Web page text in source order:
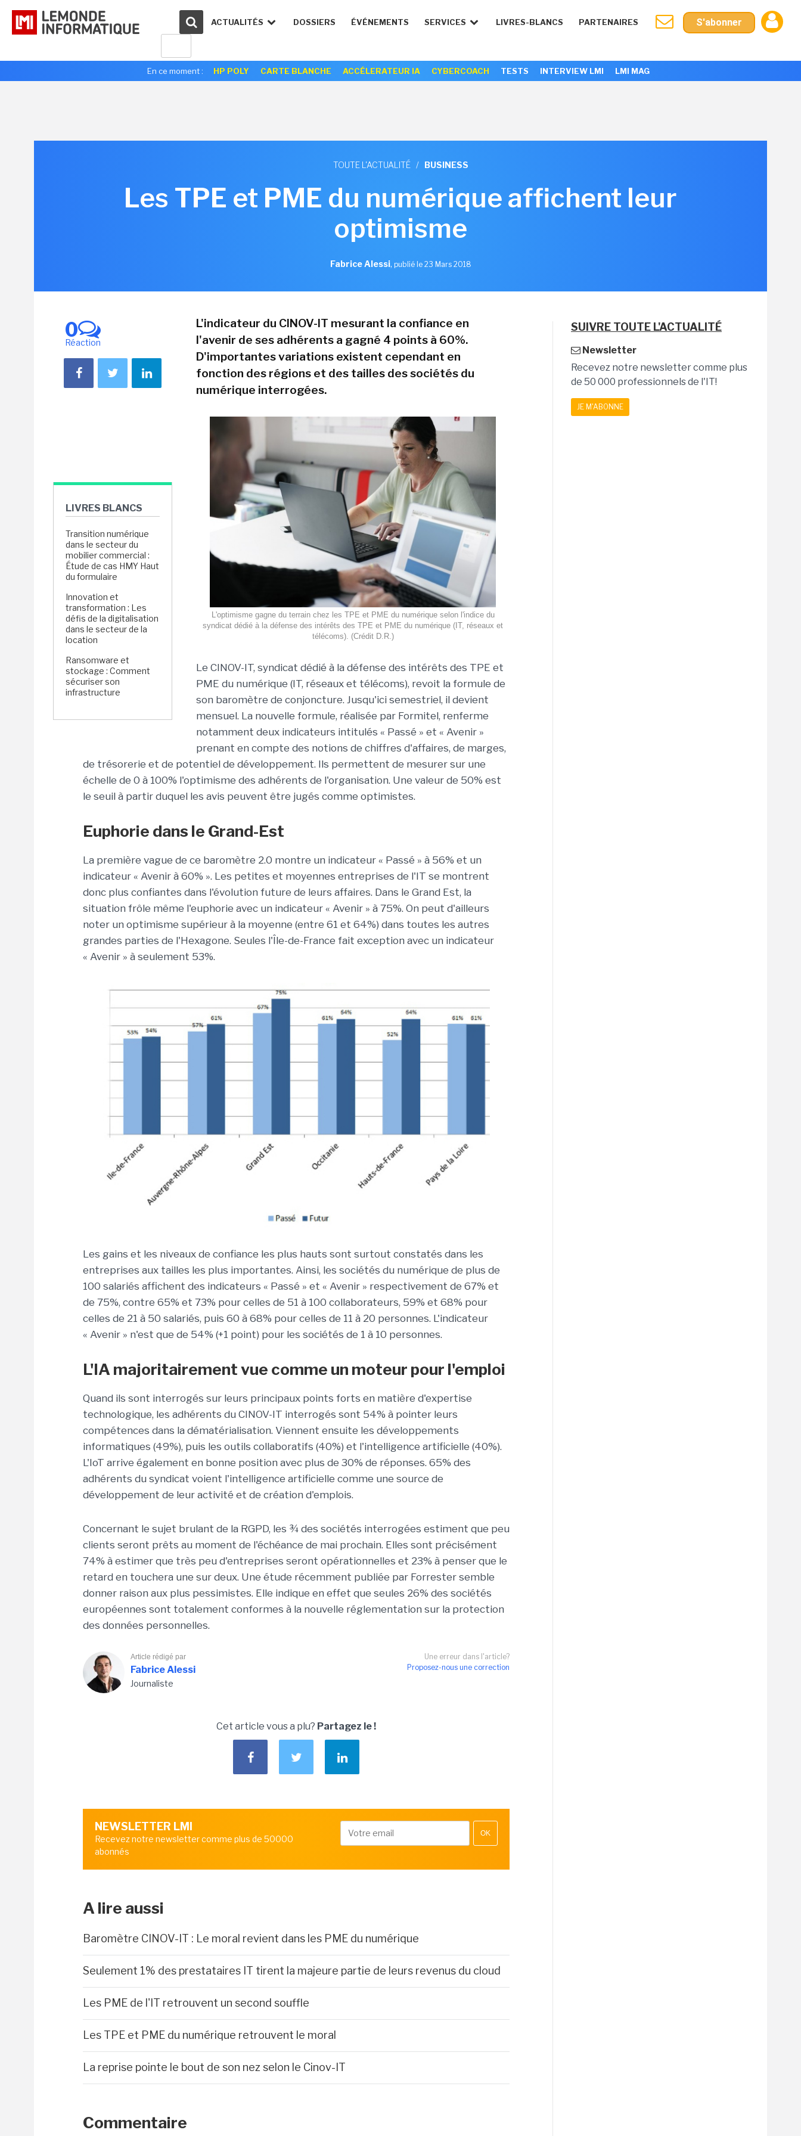
ACTUALITÉS DOSSIERS ÉVÉNEMENTS SERVICES LIVRES-BLANCS PARTENAIRES S'abonner
En ce moment : HP POLY CARTE BLANCHE ACCÉLERATEUR IA CYBERCOACH TESTS INTERVIEW LMI LMI MAG
TOUTE L'ACTUALITÉ / BUSINESS
Les TPE et PME du numérique affichent leur
optimisme
Fabrice Alessi, publié le 23 Mars 2018
0
Réaction
LIVRES BLANCS
Transition numérique
dans le secteur du
mobilier commercial :
Étude de cas HMY Haut
du formulaire
Innovation et
transformation : Les
défis de la digitalisation
dans le secteur de la
location
Ransomware et
stockage : Comment
sécuriser son
infrastructure
L'indicateur du CINOV-IT mesurant la confiance en
l'avenir de ses adhérents a gagné 4 points à 60%.
D'importantes variations existent cependant en
fonction des régions et des tailles des sociétés du
numérique interrogées.
L'optimisme gagne du terrain chez les TPE et PME du numérique selon l'indice du
syndicat dédié à la défense des intérêts des TPE et PME du numérique (IT, réseaux et
télécoms). (Crédit D.R.)
Le CINOV-IT, syndicat dédié à la défense des intérêts des TPE et
PME du numérique (IT, réseaux et télécoms), revoit la formule de
son baromètre de conjoncture. Jusqu'ici semestriel, il devient
mensuel. La nouvelle formule, réalisée par Formitel, renferme
notamment deux indicateurs intitulés « Passé » et « Avenir »
prenant en compte des notions de chiffres d'affaires, de marges,
de trésorerie et de potentiel de développement. Ils permettent de mesurer sur une
échelle de 0 à 100% l'optimisme des adhérents de l'organisation. Une valeur de 50% est
le seuil à partir duquel les avis peuvent être jugés comme optimistes.
Euphorie dans le Grand-Est
La première vague de ce baromètre 2.0 montre un indicateur « Passé » à 56% et un
indicateur « Avenir à 60% ». Les petites et moyennes entreprises de l'IT se montrent
donc plus confiantes dans l'évolution future de leurs affaires. Dans le Grand Est, la
situation frôle même l'euphorie avec un indicateur « Avenir » à 75%. On peut d'ailleurs
noter un optimisme supérieur à la moyenne (entre 61 et 64%) dans toutes les autres
grandes parties de l'Hexagone. Seules l'Île-de-France fait exception avec un indicateur
« Avenir » à seulement 53%.
Les gains et les niveaux de confiance les plus hauts sont surtout constatés dans les
entreprises aux tailles les plus importantes. Ainsi, les sociétés du numérique de plus de
100 salariés affichent des indicateurs « Passé » et « Avenir » respectivement de 67% et
de 75%, contre 65% et 73% pour celles de 51 à 100 collaborateurs, 59% et 68% pour
celles de 21 à 50 salariés, puis 60 à 68% pour celles de 11 à 20 personnes. L'indicateur
« Avenir » n'est que de 54% (+1 point) pour les sociétés de 1 à 10 personnes.
L'IA majoritairement vue comme un moteur pour l'emploi
Quand ils sont interrogés sur leurs principaux points forts en matière d'expertise
technologique, les adhérents du CINOV-IT interrogés sont 54% à pointer leurs
compétences dans la dématérialisation. Viennent ensuite les développements
informatiques (49%), puis les outils collaboratifs (40%) et l'intelligence artificielle (40%).
L'IoT arrive également en bonne position avec plus de 30% de réponses. 65% des
adhérents du syndicat voient l'intelligence artificielle comme une source de
développement de leur activité et de création d'emplois.
Concernant le sujet brulant de la RGPD, les ¾ des sociétés interrogées estiment que peu
clients seront prêts au moment de l'échéance de mai prochain. Elles sont précisément
74% à estimer que très peu d'entreprises seront opérationnelles et 23% à penser que le
retard en touchera une sur deux. Une étude récemment publiée par Forrester semble
donner raison aux plus pessimistes. Elle indique en effet que seules 26% des sociétés
européennes sont totalement conformes à la nouvelle réglementation sur la protection
des données personnelles.
Une erreur dans l'article?
Proposez-nous une correction
Article rédigé par
Fabrice Alessi
Journaliste
Cet article vous a plu? Partagez le !
NEWSLETTER LMI
Recevez notre newsletter comme plus de 50000
abonnés
OK
A lire aussi
Baromètre CINOV-IT : Le moral revient dans les PME du numérique
Seulement 1% des prestataires IT tirent la majeure partie de leurs revenus du cloud
Les PME de l'IT retrouvent un second souffle
Les TPE et PME du numérique retrouvent le moral
La reprise pointe le bout de son nez selon le Cinov-IT
Commentaire
SUIVRE TOUTE L'ACTUALITÉ
Newsletter
Recevez notre newsletter comme plus
de 50 000 professionnels de l'IT!
JE M'ABONNE